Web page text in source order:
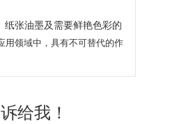
纸张油墨及需要鲜艳色彩的
用领域中，具有不可替代的作
给我！